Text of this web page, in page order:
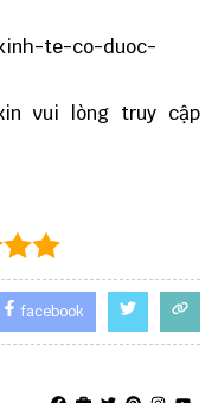
te-co-duoc-
vui lòng truy cập
facebook